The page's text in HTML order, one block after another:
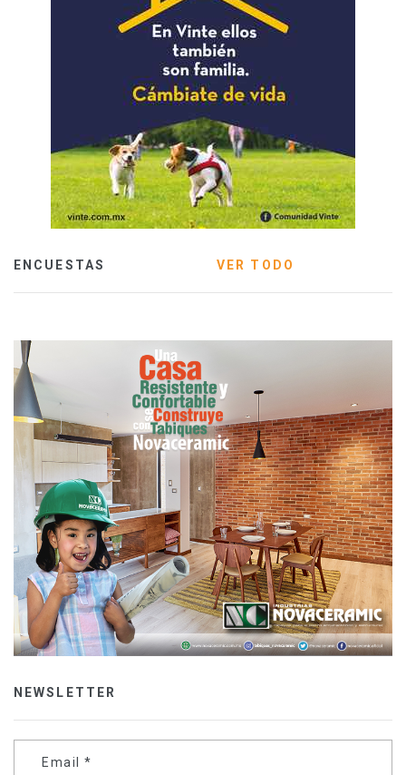
ENCUESTAS VER TODO
NEWSLETTER
Email *